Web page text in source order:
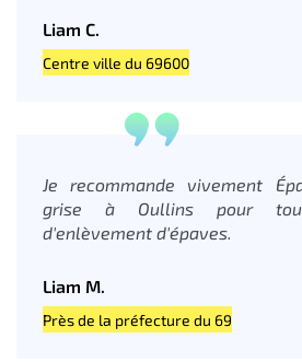
Liam C.
Centre ville du 69600
Je recommande vivement
grise à Oullins pour
d'enlèvement d'épaves.
Liam M.
Près de la préfecture du 69